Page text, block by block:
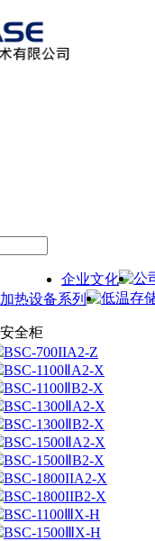
企业文化 公
热设备系列
低温存
全柜
BSC-700IIA2-Z
BSC-1100ⅡA2-X
BSC-1100ⅡB2-X
BSC-1300ⅡA2-X
BSC-1300ⅡB2-X
BSC-1500ⅡA2-X
BSC-1500ⅡB2-X
BSC-1800IIA2-X
BSC-1800IIB2-X
BSC-1100ⅢX-H
BSC-1500ⅢX-H